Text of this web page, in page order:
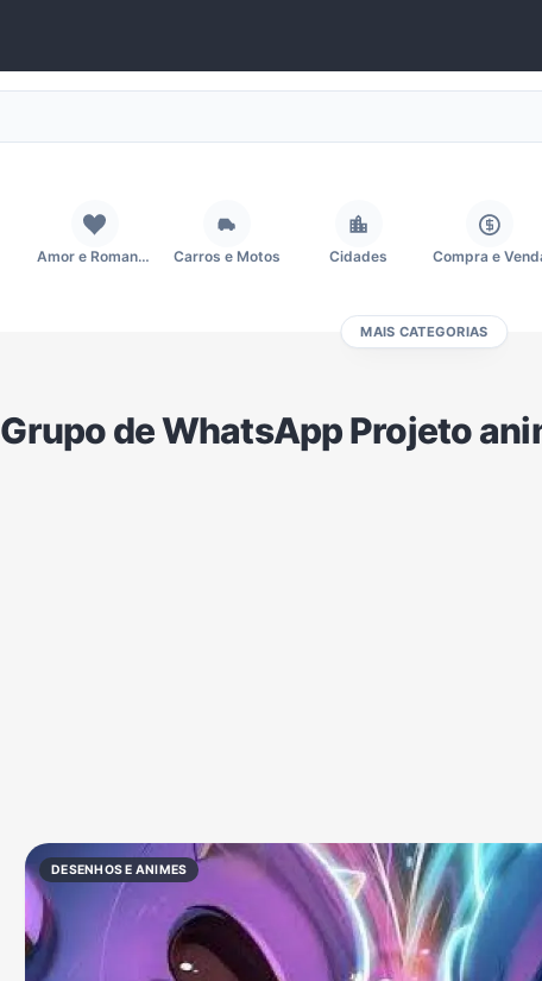
Amor e Romance Carros e Motos Cidades Compra e
Moda e Beleza
MAIS CATEGORIAS
Grupo de WhatsApp Projeto
DESENHOS E ANIMES